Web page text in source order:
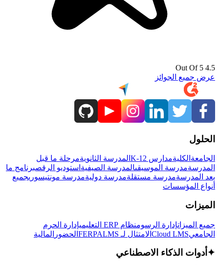
4.5 Out Of 5
عرض جميع الجوائز
الحلول
الجامعة الكليةمدارس K-12 المدرسة الثانويةمرحلة ما قبل
المدرسةمدرسة الموسيقىالمدرسة الصيفية استوديو الرقصبرنامج ما
بعد المدرسةمدرسة مستقلةمدرسة دوليةمدرسة مونتيسوريجميع
أنواع المؤسسات
الميزات
جميع الميزاتإدارة الرسومنظام ERP التعليمي
إدارة الحرم
الجامعيCloud LMS الامتثال لـ FERPA LMS الحضور المالية
✦ أدوات الذكاء الاصطناعي